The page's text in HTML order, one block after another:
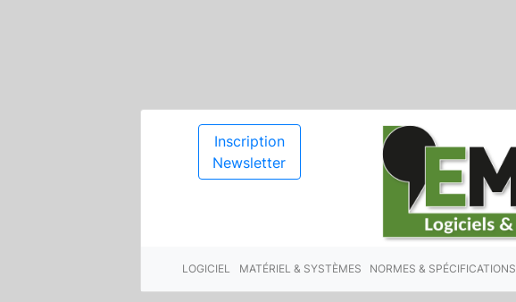
Inscription
Newsletter
LOGICIEL MATÉRIEL & SYSTÈMES NORMES & SPÉCIFICATIONS